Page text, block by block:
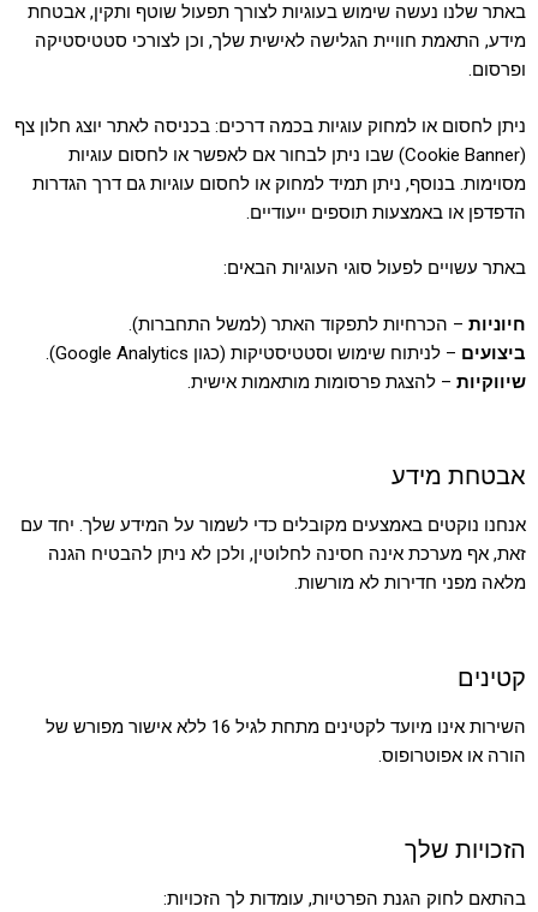
באתר שלנו נעשה שימוש בעוגיות לצורך תפעול שוטף ותקין, אבטחת
מידע, התאמת חוויית הגלישה לאישית שלך, וכן לצורכי סטטיסטיקה
ופרסום.
ניתן לחסום או למחוק עוגיות בכמה דרכים: בכניסה לאתר יוצג חלון צף
(Cookie Banner) שבו ניתן לבחור אם לאפשר או לחסום עוגיות
מסוימות. בנוסף, ניתן תמיד למחוק או לחסום עוגיות גם דרך הגדרות
הדפדפן או באמצעות תוספים ייעודיים.
באתר עשויים לפעול סוגי העוגיות הבאים:
חיוניות – הכרחיות לתפקוד האתר (למשל התחברות).
ביצועים – לניתוח שימוש וסטטיסטיקות (כגון Google Analytics).
שיווקיות – להצגת פרסומות מותאמות אישית.
אבטחת מידע
אנחנו נוקטים באמצעים מקובלים כדי לשמור על המידע שלך. יחד עם
זאת, אף מערכת אינה חסינה לחלוטין, ולכן לא ניתן להבטיח הגנה
מלאה מפני חדירות לא מורשות.
קטינים
השירות אינו מיועד לקטינים מתחת לגיל 16 ללא אישור מפורש של
הורה או אפוטרופוס.
הזכויות שלך
בהתאם לחוק הגנת הפרטיות, עומדות לך הזכויות: